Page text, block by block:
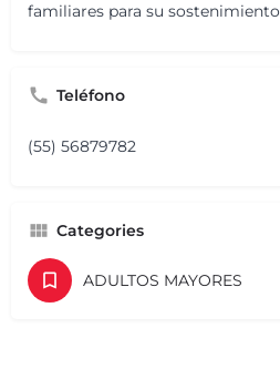
familiares para su sostenimiento
Teléfono
(55) 56879782
Categories
ADULTOS MAYORES